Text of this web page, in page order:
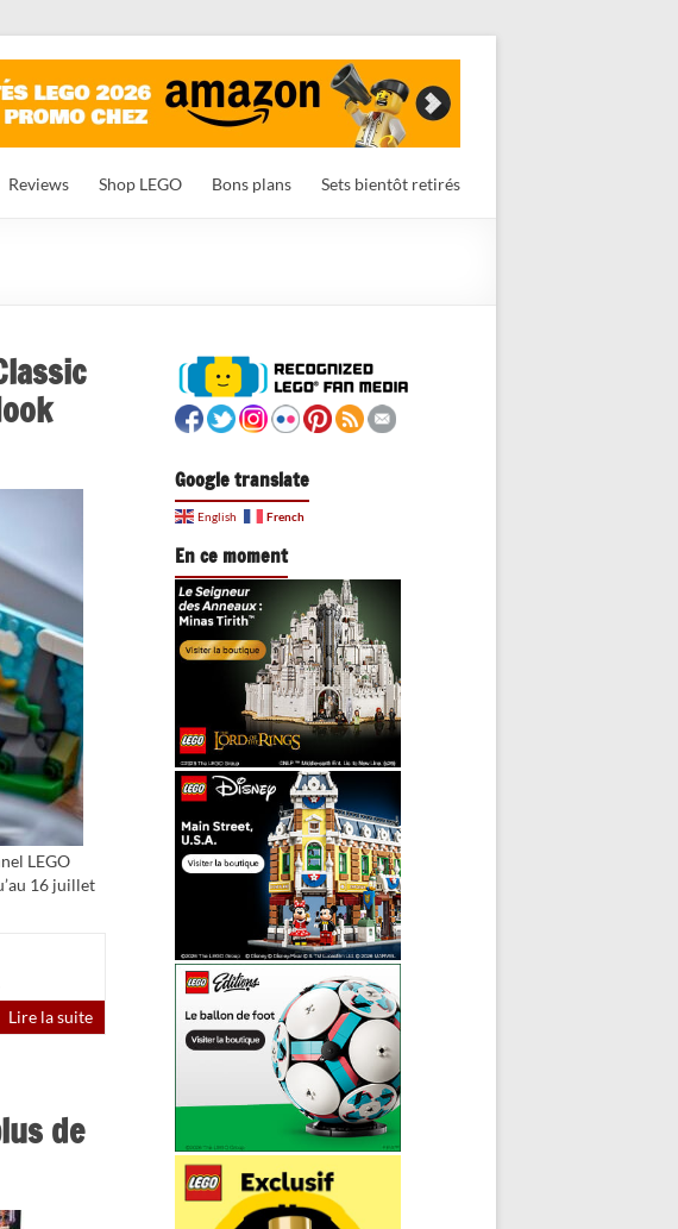
Reviews Shop LEGO Bons plans Sets bientôt retirés
LEGO
16 juillet
Lire la suite
de
Google translate
English French
En ce moment